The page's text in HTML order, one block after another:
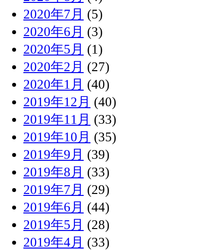
2020年7月 (5)
2020年6月 (3)
2020年5月 (1)
2020年2月 (27)
2020年1月 (40)
2019年12月 (40)
2019年11月 (33)
2019年10月 (35)
2019年9月 (39)
2019年8月 (33)
2019年7月 (29)
2019年6月 (44)
2019年5月 (28)
2019年4月 (33)